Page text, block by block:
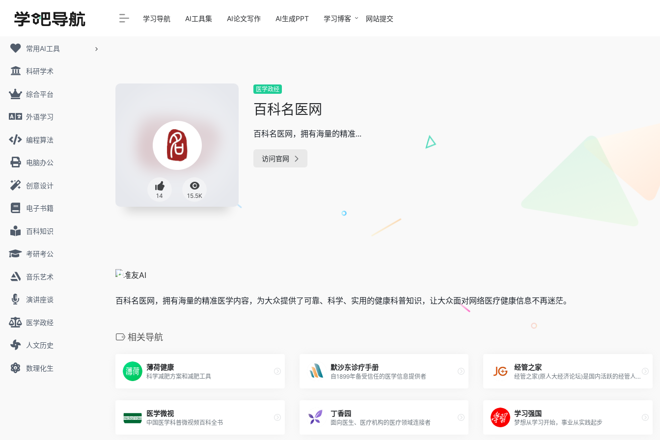
常用AI工具
科研学术
综合平台
外语学习
编程算法
电脑办公
创意设计
电子书籍
百科知识
考研考公
音乐艺术
演讲座谈
医学政经
人文历史
数理化生
学习导航 AI工具集 AI论文写作 AI生成PPT 学习博客 网站提交
14 15.5K
医学政经
百科名医网
百科名医网，拥有海量的精准...
访问官网
百科名医网，拥有海量的精准医学内容，为大众提供了可靠、科学、实用的健康科普知识，让大众面对网络医疗健康信息不再迷茫。
相关导航
薄荷健康
科学减肥方案和减肥工具
默沙东诊疗手册
自1899年备受信任的医学信息提供者
经管之家
经管之家(原人大经济论坛)是国内活跃的经管人士的网络社区平台
医学微视
中国医学科普微视频百科全书
丁香园
面向医生、医疗机构的医疗领域连接者
学习强国
梦想从学习开始，事业从实践起步